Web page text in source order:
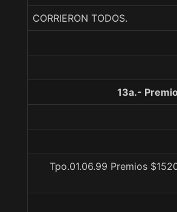
CORRIERON TODOS.
13a.-
Tpo.01.06.99 Premios